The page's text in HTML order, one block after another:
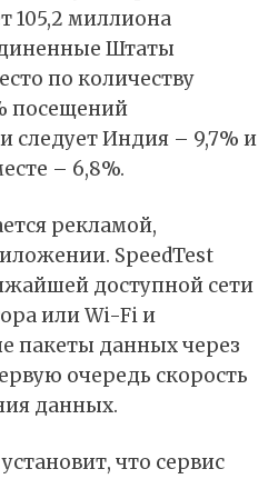
105,2 миллиона
Штаты
по количеству
посещений
следует Индия – 9,7% и
– 6,8%.
рекламой,
SpeedTest
доступной сети
или Wi-Fi и
пакеты данных через
очередь скорость
данных.
что сервис